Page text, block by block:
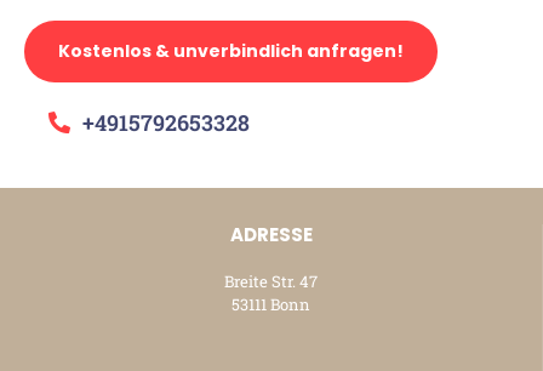
Kostenlos & unverbindlich anfragen!
+4915792653328
ADRESSE
Breite Str. 47
53111 Bonn